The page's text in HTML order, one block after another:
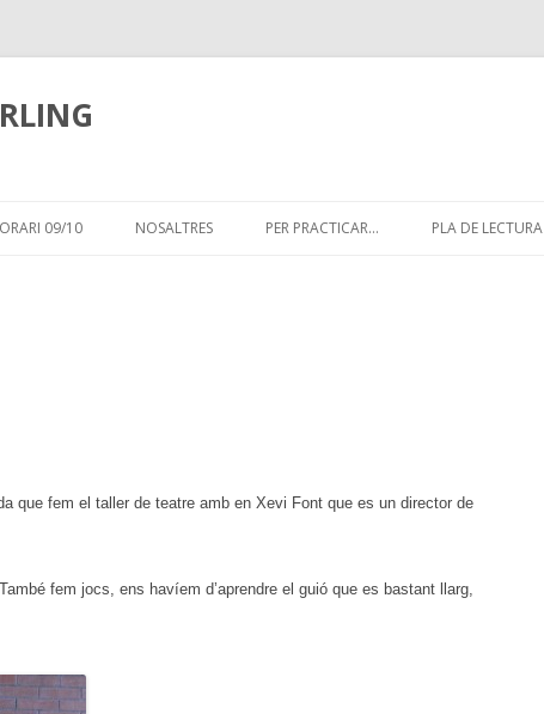
to
09/10 NOSALTRES PER PRACTICAR… PLA DE LECTURA
que fem el taller de teatre amb en Xevi Font que es un director de
fem jocs, ens havíem d’aprendre el guió que es bastant llarg,